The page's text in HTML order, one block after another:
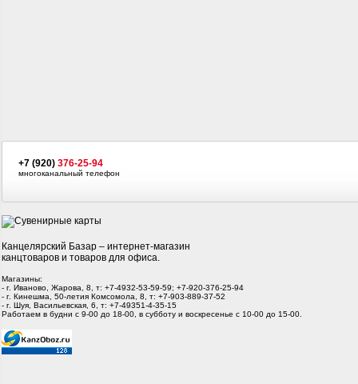
+7 (920) 376-25-94
многоканальный телефон
Канцелярский Базар – интернет-магазин
канцтоваров и товаров для офиса.
Магазины:
- г. Иваново, Жарова, 8, т: +7-4932-53-59-59; +7-920-376-25-94
- г. Кинешма, 50-летия Комсомола, 8, т: +7-903-889-37-52
- г. Шуя, Васильевская, 6, т: +7-49351-4-35-15
Работаем в будни с 9-00 до 18-00, в субботу и воскресенье с 10-00 до 15-00.